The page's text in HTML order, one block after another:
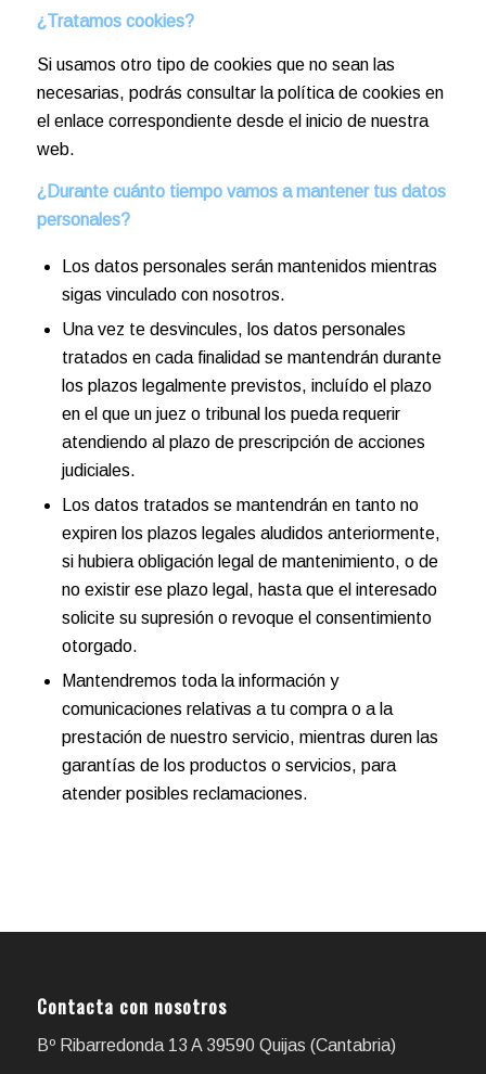
¿Tratamos cookies?
Si usamos otro tipo de cookies que no sean las
necesarias, podrás consultar la política de cookies en
el enlace correspondiente desde el inicio de nuestra
web.
¿Durante cuánto tiempo vamos a mantener tus datos
personales?
Los datos personales serán mantenidos mientras
sigas vinculado con nosotros.
Una vez te desvincules, los datos personales
tratados en cada finalidad se mantendrán durante
los plazos legalmente previstos, incluído el plazo
en el que un juez o tribunal los pueda requerir
atendiendo al plazo de prescripción de acciones
judiciales.
Los datos tratados se mantendrán en tanto no
expiren los plazos legales aludidos anteriormente,
si hubiera obligación legal de mantenimiento, o de
no existir ese plazo legal, hasta que el interesado
solicite su supresión o revoque el consentimiento
otorgado.
Mantendremos toda la información y
comunicaciones relativas a tu compra o a la
prestación de nuestro servicio, mientras duren las
garantías de los productos o servicios, para
atender posibles reclamaciones.
Contacta con nosotros
Bº Ribarredonda 13 A 39590 Quijas (Cantabria)